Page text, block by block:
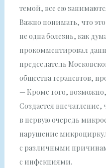
темой, все ею
Важно понимать, что
не одна болезнь, как
прокомментировал
председатель
общества терапевтов,
— Кроме того,
Создается
в первую очередь
нарушение
с различными
с инфекциями.